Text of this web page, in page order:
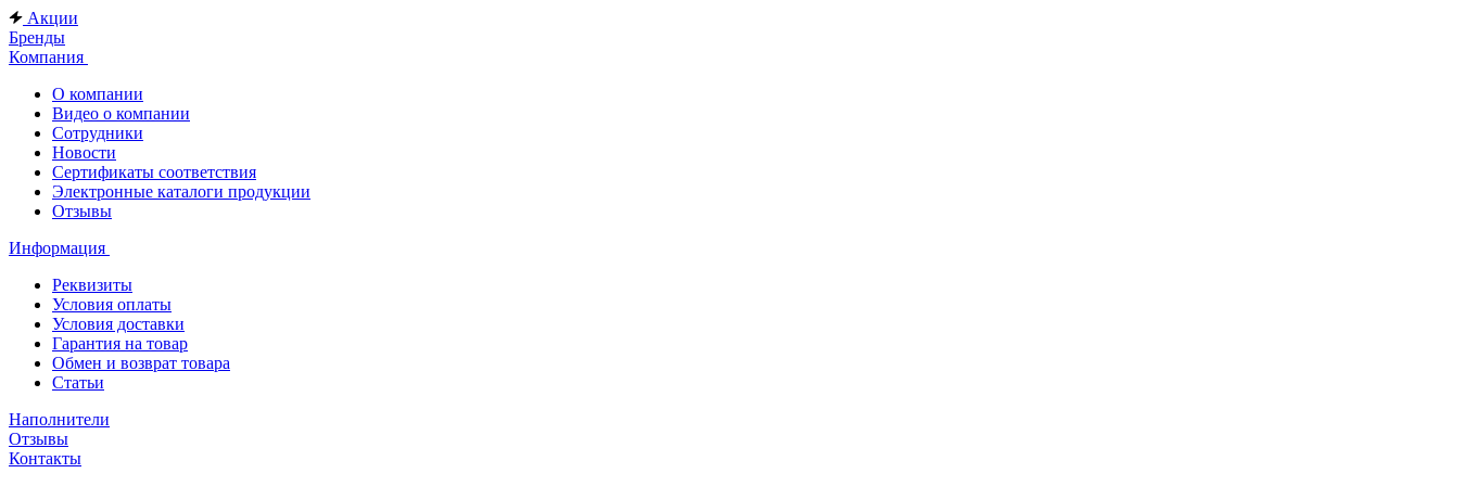
Акции
Бренды
Компания
О компании
Видео о компании
Сотрудники
Новости
Сертификаты соответствия
Электронные каталоги продукции
Отзывы
Информация
Реквизиты
Условия оплаты
Условия доставки
Гарантия на товар
Обмен и возврат товара
Статьи
Наполнители
Отзывы
Контакты